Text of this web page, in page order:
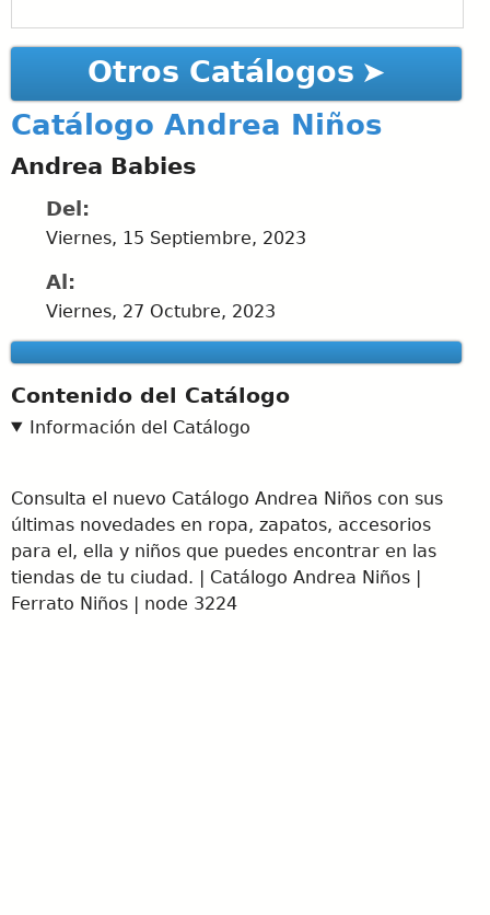
Otros Catálogos
Catálogo Andrea Niños
Andrea Babies
Del:
Viernes, 15 Septiembre, 2023
Al:
Viernes, 27 Octubre, 2023
Contenido del Catálogo
Información del Catálogo
Consulta el nuevo Catálogo Andrea Niños con sus
últimas novedades en ropa, zapatos, accesorios
para el, ella y niños que puedes encontrar en las
tiendas de tu ciudad. | Catálogo Andrea Niños |
Ferrato Niños | node 3224